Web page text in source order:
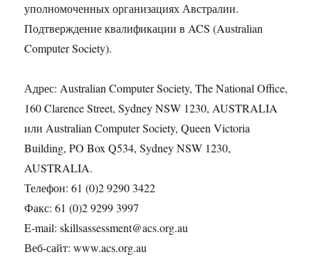
уполномоченных организациях Австралии.
Подтверждение квалификации в ACS (Australian
Computer Society).
Адрес: Australian Computer Society, The National Office,
160 Clarence Street, Sydney NSW 1230, AUSTRALIA
или Australian Computer Society, Queen Victoria
Building, PO Box Q534, Sydney NSW 1230,
AUSTRALIA.
Телефон: 61 (0)2 9290 3422
Факс: 61 (0)2 9299 3997
E-mail: skillsassessment@acs.org.au
Веб-сайт: www.acs.org.au